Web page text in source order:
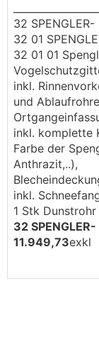
32 SPENGLER-
32 01
32 01 01
inkl.
und
inkl. komplette
Farbe der
Anthrazit,..),
inkl.
1 Stk
32
11.949,73exkl